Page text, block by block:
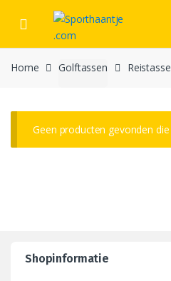
Home Golftassen
Geen producten gevonden
Shopinformatie